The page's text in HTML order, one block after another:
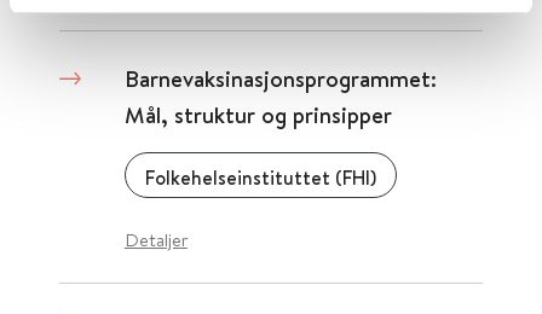
Barnevaksinasjonsprogrammet:
Mål, struktur og prinsipper
Folkehelseinstituttet (FHI)
Detaljer